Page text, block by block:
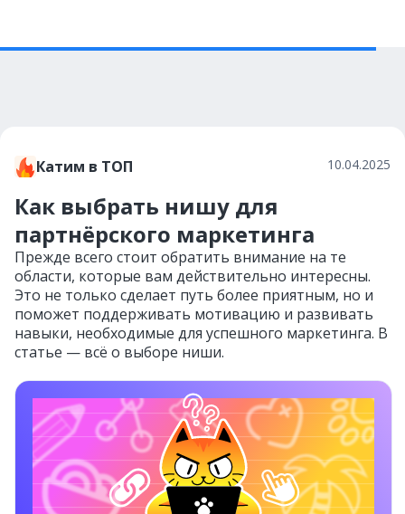
Катим в ТОП 10.04.2025
Как выбрать нишу для
партнёрского маркетинга
Прежде всего стоит обратить внимание на те
области, которые вам действительно интересны.
Это не только сделает путь более приятным, но и
поможет поддерживать мотивацию и развивать
навыки, необходимые для успешного маркетинга. В
статье — всё о выборе ниши.